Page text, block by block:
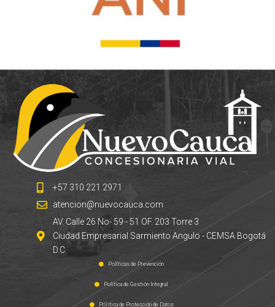
+57 310 221 2971
atencion@nuevocauca.com
AV. Calle 26 No- 59 - 51 OF. 203 Torre 3
Ciudad Empresarial Sarmiento Angulo - CEMSA Bogotá
D.C.
Políticas de Prevención
Política de Gestión Integral
Pólitica de Protección de Datos